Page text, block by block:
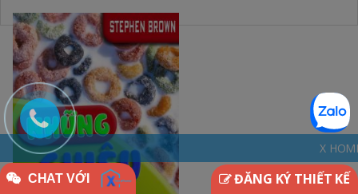
ĐĂNG KÝ THIẾT KẾ
CHAT VỚI
X HOME -